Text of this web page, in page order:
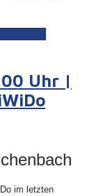
Uhr |
im letzten